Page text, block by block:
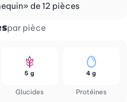
de 12 pièces
par pièce
Glucides
5 g
Protéines
4 g